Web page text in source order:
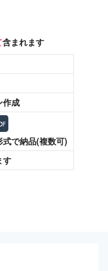
含まれます
作成
で納品(複数可)
す